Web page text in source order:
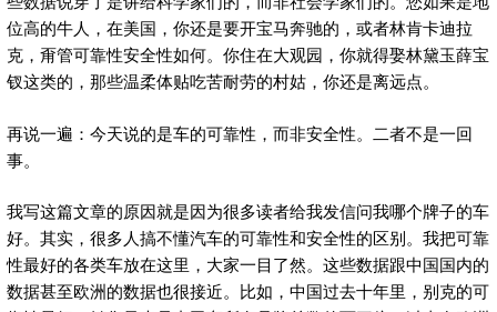
位高的牛人，在美国，你还是要开宝马奔驰的，或者林肯卡迪拉
克，甭管可靠性安全性如何。你住在大观园，你就得娶林黛玉薛宝
钗这类的，那些温柔体贴吃苦耐劳的村姑，你还是离远点。
再说一遍：今天说的是车的可靠性，而非安全性。二者不是一回
事。
我写这篇文章的原因就是因为很多读者给我发信问我哪个牌子的车
好。其实，很多人搞不懂汽车的可靠性和安全性的区别。我把可靠
性最好的各类车放在这里，大家一目了然。这些数据跟中国国内的
数据甚至欧洲的数据也很接近。比如，中国过去十年里，别克的可